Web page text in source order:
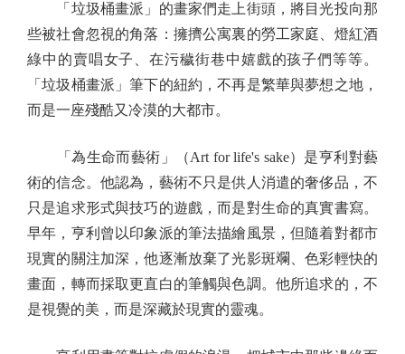
「垃圾桶畫派」的畫家們走上街頭，將目光投向那
些被社會忽視的角落：擁擠公寓裏的勞工家庭、燈紅酒
綠中的賣唱女子、在污穢街巷中嬉戲的孩子們等等。
「垃圾桶畫派」筆下的紐約，不再是繁華與夢想之地，
而是一座殘酷又冷漠的大都市。
「為生命而藝術」（Art for life's sake）是亨利對藝
術的信念。他認為，藝術不只是供人消遣的奢侈品，不
只是追求形式與技巧的遊戲，而是對生命的真實書寫。
早年，亨利曾以印象派的筆法描繪風景，但隨着對都市
現實的關注加深，他逐漸放棄了光影斑斕、色彩輕快的
畫面，轉而採取更直白的筆觸與色調。他所追求的，不
是視覺的美，而是深藏於現實的靈魂。